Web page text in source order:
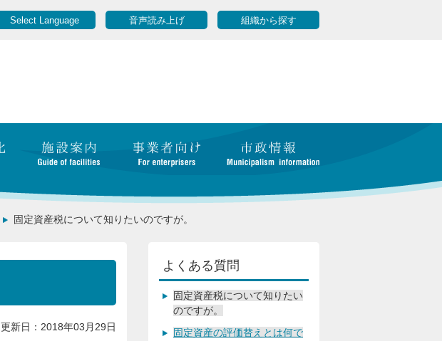
Select Language 音声読み上げ 組織から探す
固定資産税について知りたいのですが。
更新日：2018年03月29日
よくある質問
固定資産税について知りたい
のですが。
固定資産の評価替えとは何で